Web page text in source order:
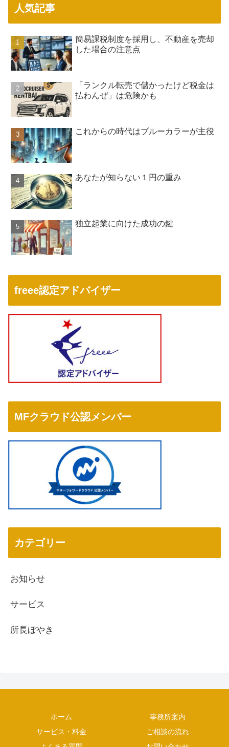
人気記事
簡易課税制度を採用し、不動産を売却
した場合の注意点
「ランクル転売で儲かったけど税金は
払わんぜ」は危険かも
これからの時代はブルーカラーが主役
あなたが知らない１円の重み
独立起業に向けた成功の鍵
freee認定アドバイザー
MFクラウド公認メンバー
カテゴリー
お知らせ
サービス
所長ぼやき
ホーム
事務所案内
サービス・料金
ご相談の流れ